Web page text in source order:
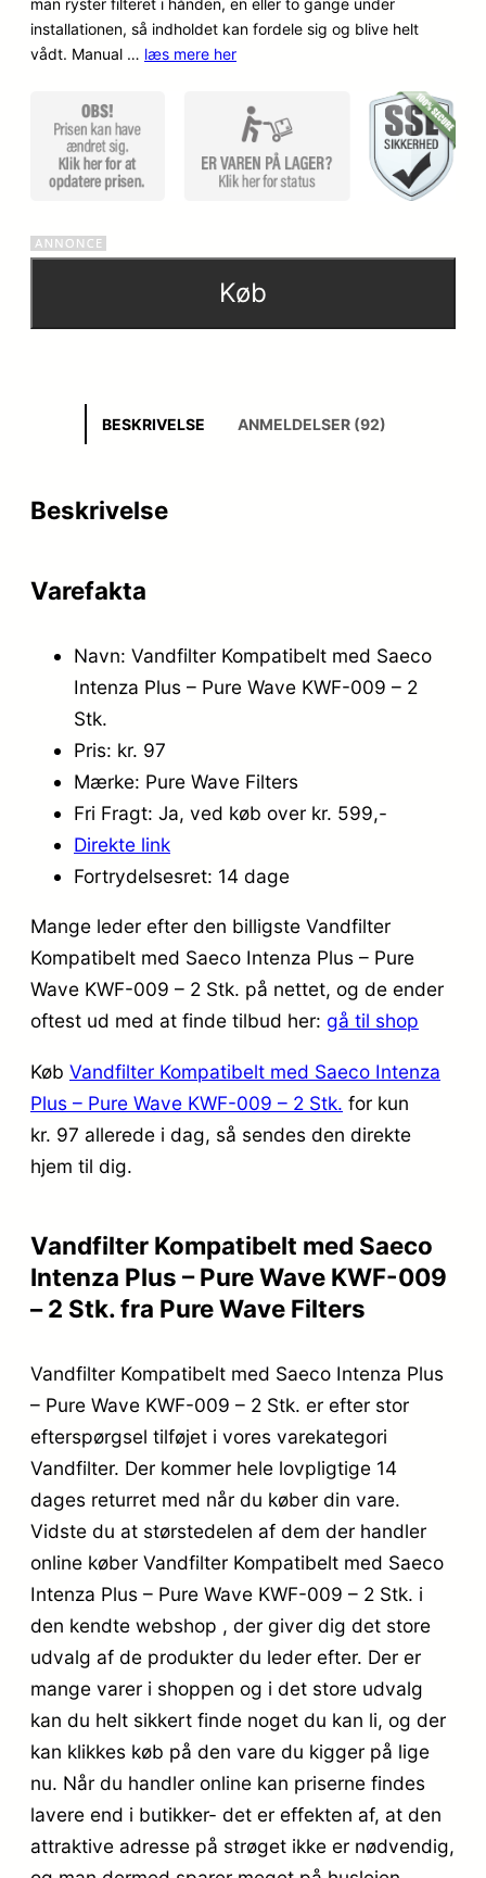
man ryster filteret i hånden, en eller to gange under
installationen, så indholdet kan fordele sig og blive helt
vådt. Manual … læs mere her
Køb
BESKRIVELSE ANMELDELSER (92)
Beskrivelse
Varefakta
Navn: Vandfilter Kompatibelt med Saeco
Intenza Plus – Pure Wave KWF-009 – 2
Stk.
Pris: kr. 97
Mærke: Pure Wave Filters
Fri Fragt: Ja, ved køb over kr. 599,-
Direkte link
Fortrydelsesret: 14 dage
Mange leder efter den billigste Vandfilter
Kompatibelt med Saeco Intenza Plus – Pure
Wave KWF-009 – 2 Stk. på nettet, og de ender
oftest ud med at finde tilbud her: gå til shop
Køb Vandfilter Kompatibelt med Saeco Intenza
Plus – Pure Wave KWF-009 – 2 Stk. for kun
kr. 97 allerede i dag, så sendes den direkte
hjem til dig.
Vandfilter Kompatibelt med Saeco
Intenza Plus – Pure Wave KWF-009
– 2 Stk. fra Pure Wave Filters
Vandfilter Kompatibelt med Saeco Intenza Plus
– Pure Wave KWF-009 – 2 Stk. er efter stor
efterspørgsel tilføjet i vores varekategori
Vandfilter. Der kommer hele lovpligtige 14
dages returret med når du køber din vare.
Vidste du at størstedelen af dem der handler
online køber Vandfilter Kompatibelt med Saeco
Intenza Plus – Pure Wave KWF-009 – 2 Stk. i
den kendte webshop , der giver dig det store
udvalg af de produkter du leder efter. Der er
mange varer i shoppen og i det store udvalg
kan du helt sikkert finde noget du kan li, og der
kan klikkes køb på den vare du kigger på lige
nu. Når du handler online kan priserne findes
lavere end i butikker- det er effekten af, at den
attraktive adresse på strøget ikke er nødvendig,